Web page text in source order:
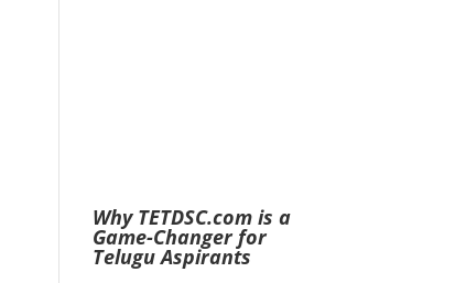
Why TETDSC.com is a
Game-Changer for
Telugu Aspirants